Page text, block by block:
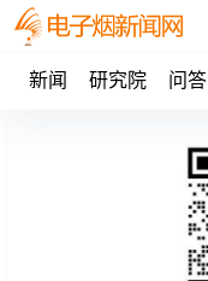
新闻 研究院 问答